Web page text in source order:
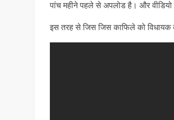
पांच महीने पहले से अपलोड है। और वीडियो
इस तरह से जिस जिस काफिले को विधायक